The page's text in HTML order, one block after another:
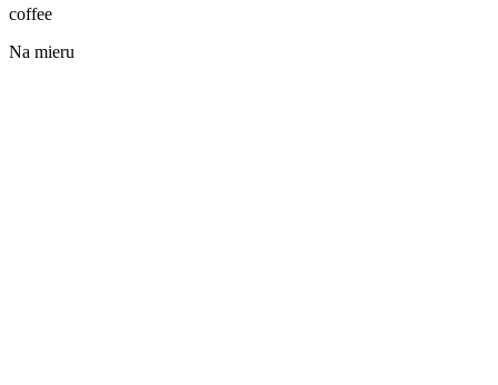
coffee
Na mieru